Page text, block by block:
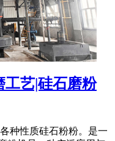
工艺|硅石磨粉
种性质硅石粉粉。是一